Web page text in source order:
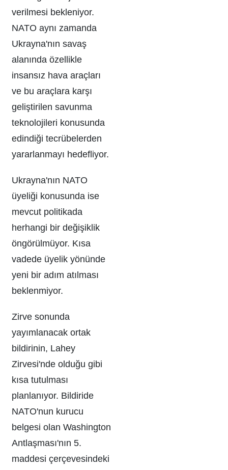
verilmesi bekleniyor.
NATO aynı zamanda
Ukrayna'nın savaş
alanında özellikle
insansız hava araçları
ve bu araçlara karşı
geliştirilen savunma
teknolojileri konusunda
edindiği tecrübelerden
yararlanmayı hedefliyor.
Ukrayna'nın NATO
üyeliği konusunda ise
mevcut politikada
herhangi bir değişiklik
öngörülmüyor. Kısa
vadede üyelik yönünde
yeni bir adım atılması
beklenmiyor.
Zirve sonunda
yayımlanacak ortak
bildirinin, Lahey
Zirvesi'nde olduğu gibi
kısa tutulması
planlanıyor. Bildiride
NATO'nun kurucu
belgesi olan Washington
Antlaşması'nın 5.
maddesi çerçevesindeki